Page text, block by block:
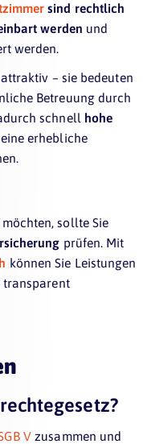
sind rechtlich
werden und
werden.
– sie bedeuten
Betreuung durch
schnell hohe
erhebliche
sollte Sie
prüfen. Mit
können Sie Leistungen
transparent
V zusammen und